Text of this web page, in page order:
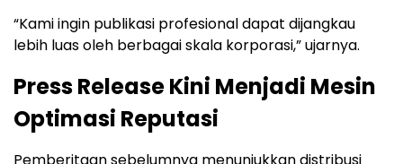
“Kami ingin publikasi profesional dapat dijangkau
lebih luas oleh berbagai skala korporasi,” ujarnya.
Press Release Kini Menjadi Mesin
Optimasi Reputasi